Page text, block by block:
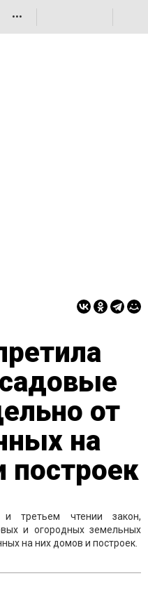
•••
от
на
построек
третьем чтении закон,
и огородных земельных
на них домов и построек.